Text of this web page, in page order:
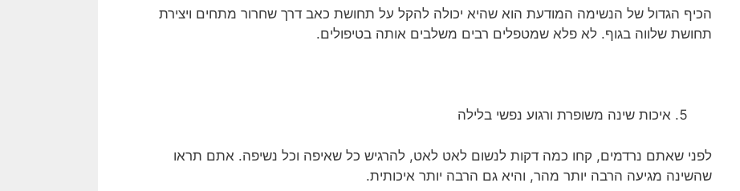
הכיף הגדול של הנשימה המודעת הוא שהיא יכולה להקל על תחושת כאב דרך שחרור מתחים ויצירת
תחושת שלווה בגוף. לא פלא שמטפלים רבים משלבים אותה בטיפולים.
איכות שינה משופרת ורגוע נפשי בלילה
לפני שאתם נרדמים, קחו כמה דקות לנשום לאט לאט, להרגיש כל שאיפה וכל נשיפה. אתם תראו
שהשינה מגיעה הרבה יותר מהר, והיא גם הרבה יותר איכותית.